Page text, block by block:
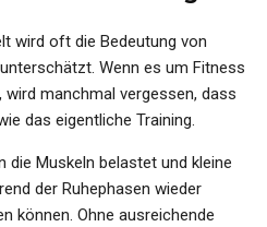
wird oft die Bedeutung von
Wenn es um Fitness
manchmal vergessen, dass
das eigentliche Training.
die Muskeln belastet und kleine
der Ruhephasen wieder
können. Ohne ausreichende